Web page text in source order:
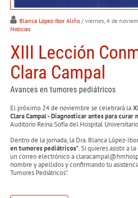
Blanca López-Ibor Aliño / viernes, 4 de
Noticias
XIII Lección
Clara Campal
Avances en tumores pediátricos
El próximo 24 de noviembre se celebrará la
Clara Campal - Diagnosticar antes para curar
Auditorio Reina Sofía del Hospital
Dentro de la jornada, la Dra. Blanca López-
en tumores pediátricos". Si quieres asistir a
un correo electrónico a
nombre y apellidos y confirmando tu
Tumores Pediátricos".